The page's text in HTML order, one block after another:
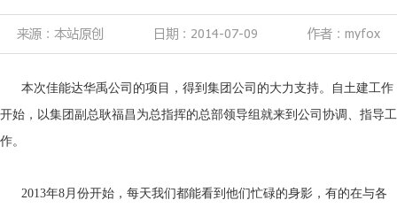
来源：本站原创 日期：2014-07-09 作者：myfox
本次佳能达华禹公司的项目，得到集团公司的大力支持。自土建工作
开始，以集团副总耿福昌为总指挥的总部领导组就来到公司协调、指导工
作。
2013年8月份开始，每天我们都能看到他们忙碌的身影，有的在与各